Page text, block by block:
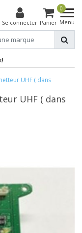
Se connecter
0
Panier Menu
UHF ( dans
UHF ( dans